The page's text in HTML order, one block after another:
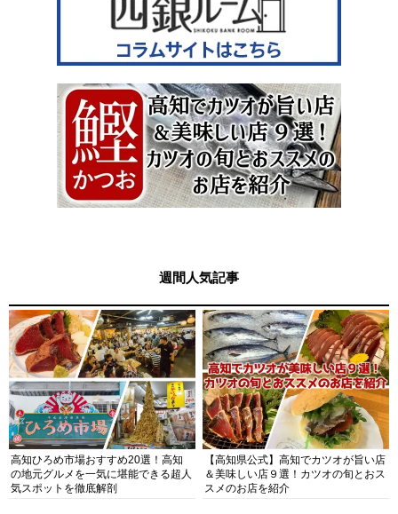
週間人気記事
高知ひろめ市場おすすめ20選！高知
の地元グルメを一気に堪能できる超人
気スポットを徹底解剖
【高知県公式】高知でカツオが旨い店
＆美味しい店９選！カツオの旬とおス
スメのお店を紹介